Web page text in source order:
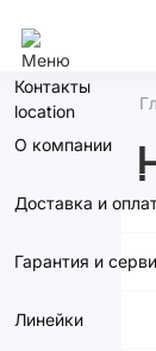
Контакты
О компании
Доставка и
Гарантия и
Линейки